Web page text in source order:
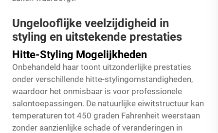
Ungelooflijke veelzijdigheid in
styling en uitstekende prestaties
Hitte-Styling Mogelijkheden
Onbehandeld haar toont uitzonderlijke prestaties
onder verschillende hitte-stylingomstandigheden,
waardoor het onmisbaar is voor professionele
salontoepassingen. De natuurlijke eiwitstructuur kan
temperaturen tot 450 graden Fahrenheit weerstaan
zonder aanzienlijke schade of veranderingen in